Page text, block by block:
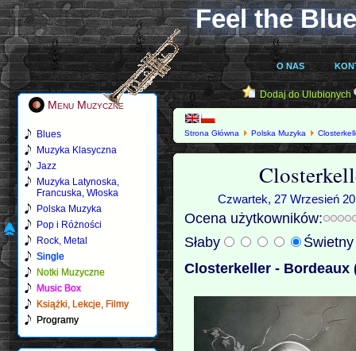
Feel the
O NAS
Menu Muzyczne
Blues
Muzyka Klasyczna
Jazz
Muzyka Latynoska,
Francuska, Włoska
Polska Muzyka
Pop i Różności
Rock, Metal
Single
Notki Muzyczne
Music Box
Książki, Lekcje, Filmy
Programy
Dodaj do Ulubionych
Strona Główna Polska Muzyka
Czwartek, 27 Wrzesień
Ocena użytkowników:
Słaby
Closterkeller - Bordeaux